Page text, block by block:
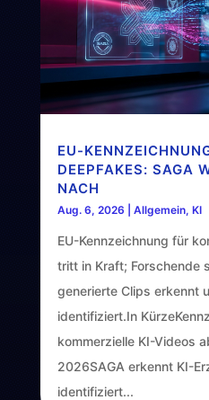
EU-
DEEPFAKES: SAGA
NACH
Aug. 6, 2026 Allgemein, KI
EU-Kennzeichnung für
tritt in Kraft; Forschende
generierte Clips erkennt
identifiziert.In
kommerzielle KI-Videos
2026SAGA erkennt KI-
identifiziert...